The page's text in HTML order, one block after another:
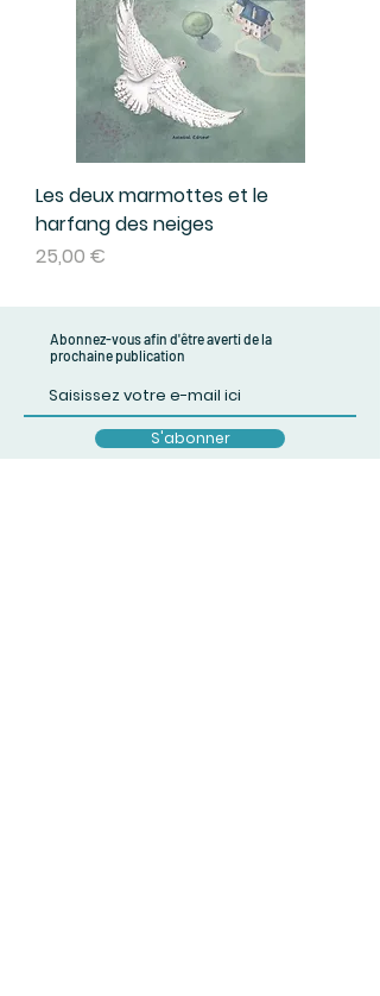
Les deux marmottes et le
harfang des neiges
Prix
25,00 €
Abonnez-vous afin d'être averti de la
prochaine publication
S'abonner